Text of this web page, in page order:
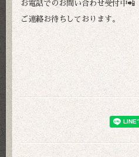
お電話でのお問い合わせ受付中📲
ご連絡お待ちしております。